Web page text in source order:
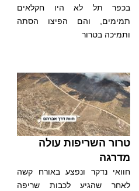
בכפר תל לא היו חקלאים
תמימים, והם הפיצו הסתה
ותמיכה בטרור
טרור השריפות עולה
מדרגה
חוואי נדקר ונפצע באורח קשה
לאחר שהגיע לכבות שריפה